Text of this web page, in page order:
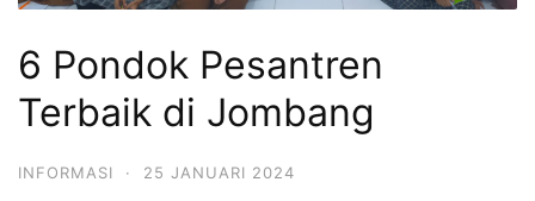
6 Pondok Pesantren
Terbaik di Jombang
INFORMASI · 25 JANUARI 2024